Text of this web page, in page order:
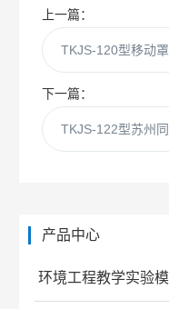
上一篇：
TKJS-120型移动
下一篇：
TKJS-122型苏州
产品中心
环境工程教学实验